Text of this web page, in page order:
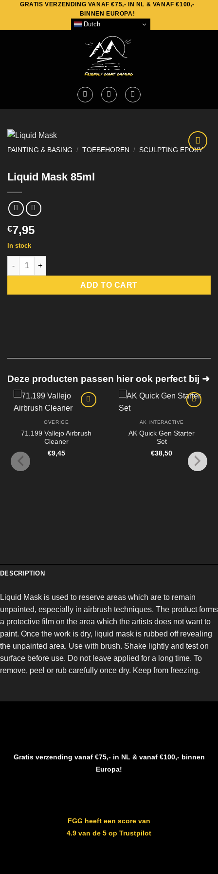
content
GRATIS VERZENDING VANAF €75,- IN NL & VANAF €100,-
BINNEN EUROPA!
Dutch
PAINTING & BASING / TOEBEHOREN / SCULPTING EPOXY
Liquid Mask 85ml
€7,95
In stock
Liquid Mask 85ml quantity
ADD TO CART
Deze producten passen hier ook perfect bij ➜
OVERIGE
71.199 Vallejo Airbrush
Cleaner
€9,45
AK INTERACTIVE
AK Quick Gen Starter
Set
€38,50
DESCRIPTION
Liquid Mask is used to reserve areas which are to remain
unpainted, especially in airbrush techniques. The product forms
a protective film on the area which the artists does not want to
paint. Once the work is dry, liquid mask is rubbed off revealing
the unpainted area. Use with brush. Shake lightly and test on
surface before use. Do not leave applied for a long time. To
remove, peel or rub carefully once dry. Keep from freezing.
Gratis verzending vanaf €75,- in NL & vanaf €100,- binnen
Europa!
FGG heeft een score van
4.9 van de 5 op Trustpilot